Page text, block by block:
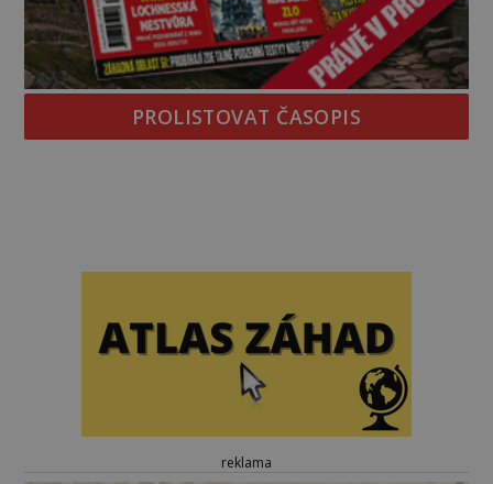
PROLISTOVAT ČASOPIS
reklama